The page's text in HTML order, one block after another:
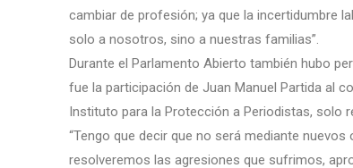
cambiar de profesión; ya que la incertidumbre
solo a nosotros, sino a nuestras familias”.
Durante el Parlamento Abierto también hubo
fue la participación de Juan Manuel Partida al
Instituto para la Protección a Periodistas, solo
“Tengo que decir que no será mediante
resolveremos las agresiones que sufrimos,